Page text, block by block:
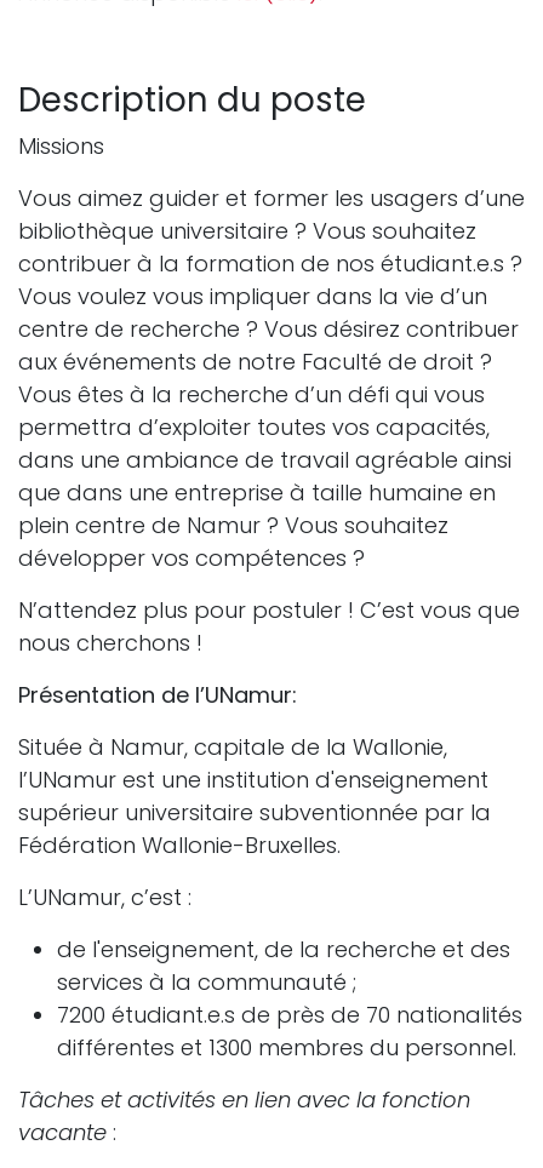
Description du poste
Missions
Vous aimez guider et former les usagers d’une
bibliothèque universitaire ? Vous souhaitez
contribuer à la formation de nos étudiant.e.s ?
Vous voulez vous impliquer dans la vie d’un
centre de recherche ? Vous désirez contribuer
aux événements de notre Faculté de droit ?
Vous êtes à la recherche d’un défi qui vous
permettra d’exploiter toutes vos capacités,
dans une ambiance de travail agréable ainsi
que dans une entreprise à taille humaine en
plein centre de Namur ? Vous souhaitez
développer vos compétences ?
N’attendez plus pour postuler ! C’est vous que
nous cherchons !
Présentation de l’UNamur:
Située à Namur, capitale de la Wallonie,
l’UNamur est une institution d'enseignement
supérieur universitaire subventionnée par la
Fédération Wallonie-Bruxelles.
L’UNamur, c’est :
de l'enseignement, de la recherche et des
services à la communauté ;
7200 étudiant.e.s de près de 70 nationalités
différentes et 1300 membres du personnel.
Tâches et activités en lien avec la fonction
vacante :